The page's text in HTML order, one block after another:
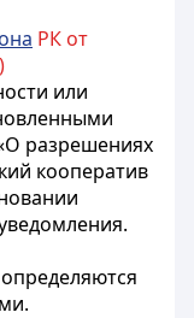
РК от
)
или
разрешениях
кооператив